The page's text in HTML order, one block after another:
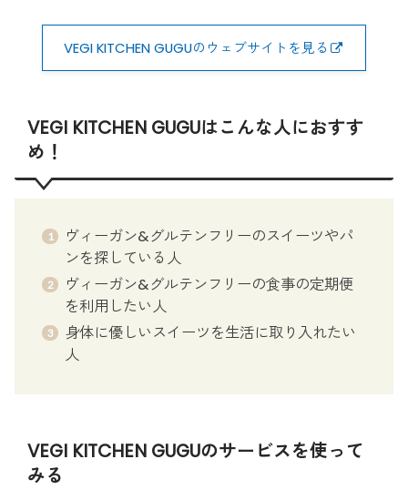
VEGI KITCHEN GUGUのウェブサイトを見る
VEGI KITCHEN GUGUはこんな人におすす
め！
ヴィーガン&グルテンフリーのスイーツやパ
ンを探している人
ヴィーガン&グルテンフリーの食事の定期便
を利用したい人
身体に優しいスイーツを生活に取り入れたい
人
VEGI KITCHEN GUGUのサービスを使って
みる